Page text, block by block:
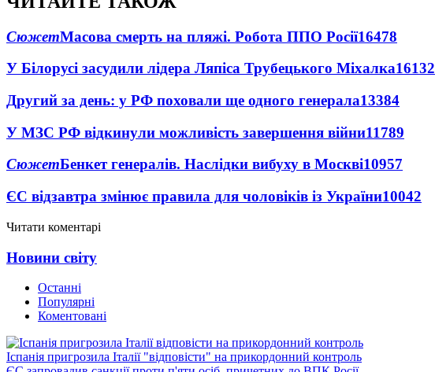
СюжетМасова смерть на пляжі. Робота ППО Росії16478
У Білорусі засудили лідера Ляпіса Трубецького Міхалка16132
Другий за день: у РФ поховали ще одного генерала13384
У МЗС РФ відкинули можливість завершення війни11789
СюжетБенкет генералів. Наслідки вибуху в Москві10957
ЄС відзавтра змінює правила для чоловіків із України10042
Читати коментарі
Новини світу
Останні
Популярні
Коментовані
Іспанія пригрозила Італії "відповісти" на прикордонний контроль